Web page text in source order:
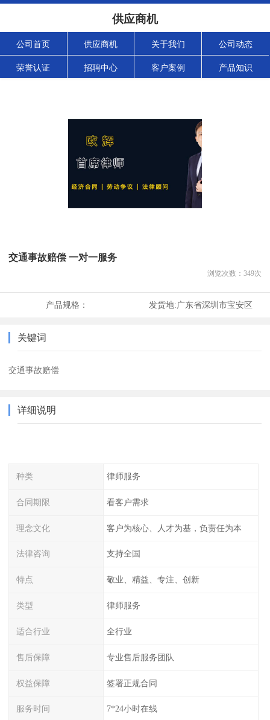
供应商机
公司首页 供应商机 关于我们 公司动态
荣誉认证 招聘中心 客户案例 产品知识
交通事故赔偿 一对一服务
浏览次数： 349次
产品规格： 发货地:广东省深圳市宝安区
关键词
交通事故赔偿
详细说明
种类 律师服务
合同期限 看客户需求
理念文化 客户为核心、人才为基，负责任为本
法律咨询 支持全国
特点 敬业、精益、专注、创新
类型 律师服务
适合行业 全行业
售后保障 专业售后服务团队
权益保障 签署正规合同
服务时间 7*24小时在线